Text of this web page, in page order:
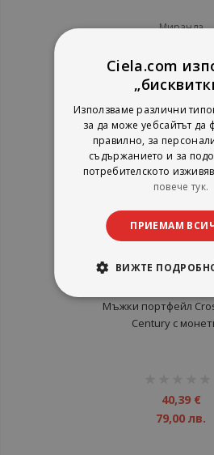
настроение
Миранда
1%
4,06 €
7,94 лв.
Mъжки портфейл
Century с
40,39 €
79,00 лв.
Ciela.com
Използваме различни
за да може уебсайтът да
правилно, за
съдържанието и за
потребителското
повече тук.
ПРИЕМАМ
ВИЖТЕ